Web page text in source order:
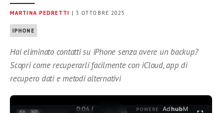
MARTINA PEDRETTI | 3 OTTOBRE 2025
IPHONE
Hai eliminato contatti su iPhone senza avere un backup?
Scopri come recuperarli facilmente con iCloud, app di
recupero dati e metodi alternativi
0:04 /
POWERE
AdhubM